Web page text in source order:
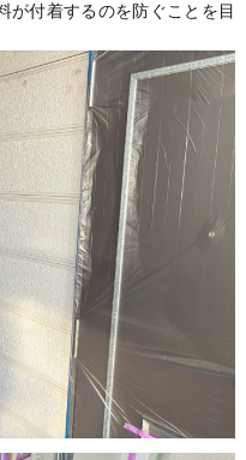
が付着するのを防ぐことを目